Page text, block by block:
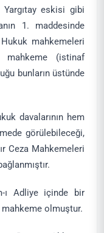
eskisi gibi
1. maddesinde
mahkemeleri
(istinaf
bunların üstünde
davalarının hem
görülebileceği,
Ceza Mahkemeleri
ı Adliye içinde bir
mahkeme olmuştur.